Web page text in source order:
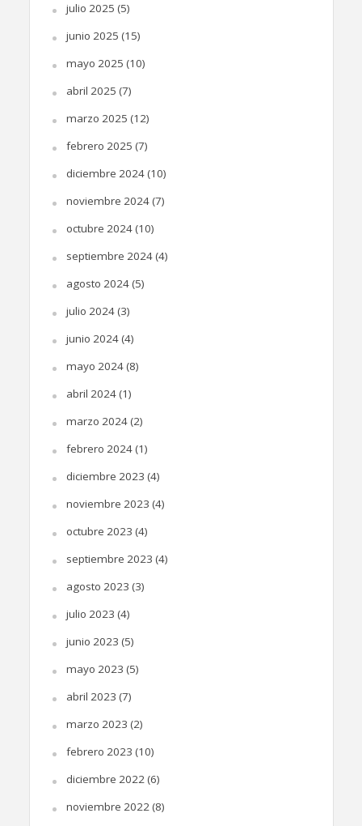
julio 2025 (5)
junio 2025 (15)
mayo 2025 (10)
abril 2025 (7)
marzo 2025 (12)
febrero 2025 (7)
diciembre 2024(10)
noviembre 2024(7)
octubre 2024(10)
septiembre 2024(4)
agosto 2024(5)
julio 2024(3)
junio 2024(4)
mayo 2024(8)
abril 2024(1)
marzo 2024(2)
febrero 2024(1)
diciembre 2023 (4)
noviembre 2023 (4)
octubre 2023 (4)
septiembre 2023 (4)
agosto 2023 (3)
julio 2023 (4)
junio 2023 (5)
mayo 2023 (5)
abril 2023 (7)
marzo 2023 (2)
febrero 2023 (10)
diciembre 2022(6)
noviembre 2022(8)